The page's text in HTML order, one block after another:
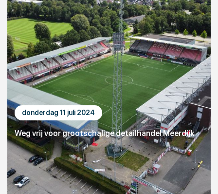
donderdag 11 juli 2024
Weg vrij voor grootschalige detailhandel Meerdijk